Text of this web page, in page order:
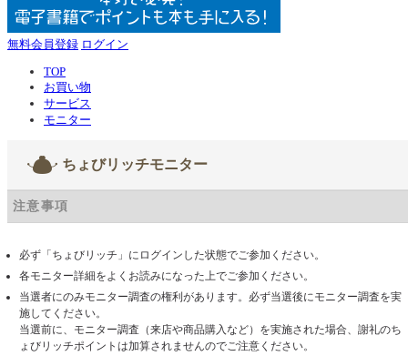
無料会員登録 ログイン
TOP
お買い物
サービス
モニター
ちょびリッチモニター
注意事項
必ず「ちょびリッチ」にログインした状態でご参加ください。
各モニター詳細をよくお読みになった上でご参加ください。
当選者にのみモニター調査の権利があります。必ず当選後にモニター調査を実
施してください。
当選前に、モニター調査（来店や商品購入など）を実施された場合、謝礼のち
ょびリッチポイントは加算されませんのでご注意ください。